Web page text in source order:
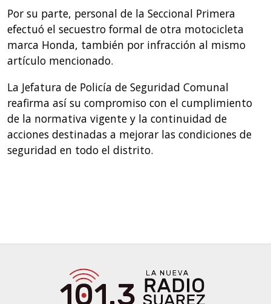
Por su parte, personal de la Seccional Primera
efectuó el secuestro formal de otra motocicleta
marca Honda, también por infracción al mismo
artículo mencionado.
La Jefatura de Policía de Seguridad Comunal
reafirma así su compromiso con el cumplimiento
de la normativa vigente y la continuidad de
acciones destinadas a mejorar las condiciones de
seguridad en todo el distrito.